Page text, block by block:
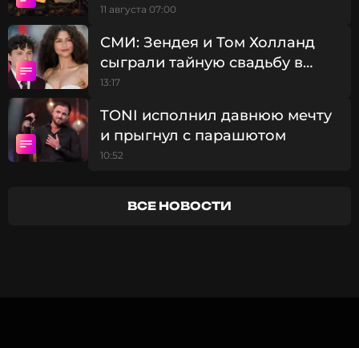
звездопад года
11 августа 07:00
СМИ: Зендея и Том Холланд
сыграли тайную свадьбу в
Великобритании
13:17
TONI исполнил давнюю мечту
и прыгнул с парашютом
10:52
ВСЕ НОВОСТИ